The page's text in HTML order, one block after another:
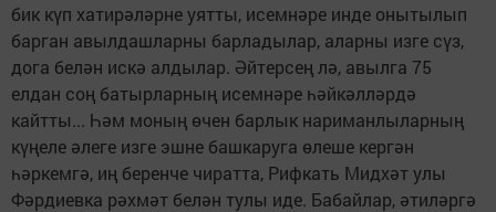
бик күп хатирәләрне уятты, исемнәре инде онытылып
барган авылдашларны барладылар, аларны изге сүз,
дога белән искә алдылар. Әйтерсең лә, авылга 75
елдан соң батырларның исемнәре һәйкәлләрдә
кайтты... Һәм моның өчен барлык нариманлыларның
күңеле әлеге изге эшне башкаруга өлеше кергән
һәркемгә, иң беренче чиратта, Рифкать Мидхәт улы
Фәрдиевка рәхмәт белән тулы иде. Бабайлар, әтиләргә